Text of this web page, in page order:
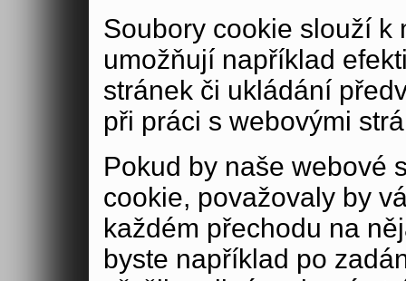
Soubory cookie slouží k
umožňují například
stránek či ukládání
při práci s webovými
Pokud by naše webové
cookie, považovaly by
každém přechodu na
byste například po